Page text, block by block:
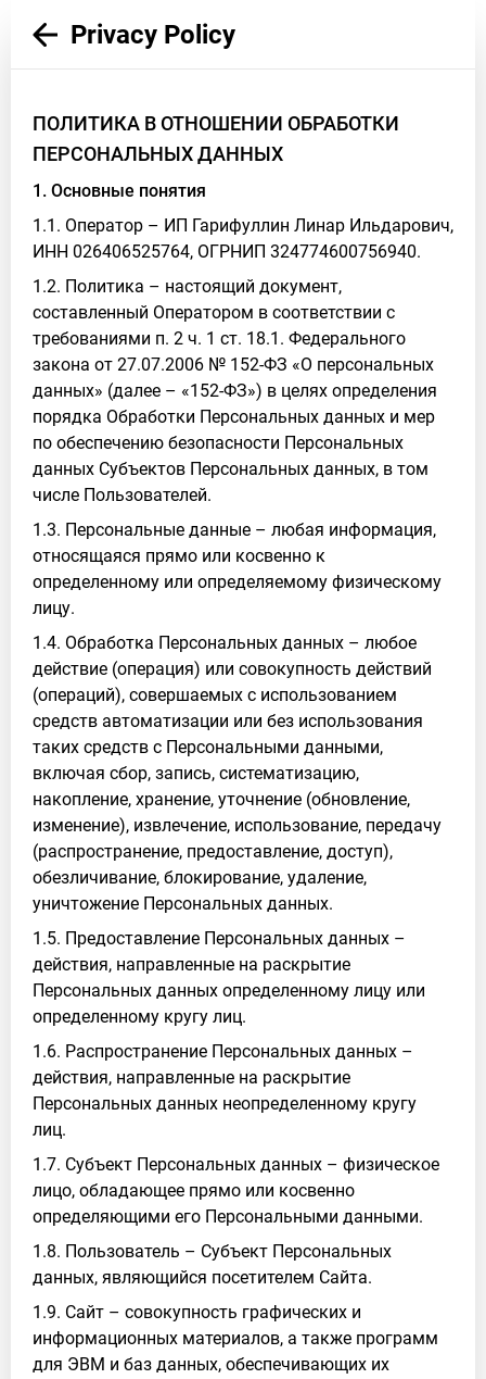
Privacy Policy
ПОЛИТИКА В ОТНОШЕНИИ ОБРАБОТКИ
ПЕРСОНАЛЬНЫХ ДАННЫХ
1. Основные понятия
1.1. Оператор – ИП Гарифуллин Линар Ильдарович,
ИНН 026406525764, ОГРНИП 324774600756940.
1.2. Политика – настоящий документ,
составленный Оператором в соответствии с
требованиями п. 2 ч. 1 ст. 18.1. Федерального
закона от 27.07.2006 № 152-ФЗ «О персональных
данных» (далее – «152-ФЗ») в целях определения
порядка Обработки Персональных данных и мер
по обеспечению безопасности Персональных
данных Субъектов Персональных данных, в том
числе Пользователей.
1.3. Персональные данные – любая информация,
относящаяся прямо или косвенно к
определенному или определяемому физическому
лицу.
1.4. Обработка Персональных данных – любое
действие (операция) или совокупность действий
(операций), совершаемых с использованием
средств автоматизации или без использования
таких средств с Персональными данными,
включая сбор, запись, систематизацию,
накопление, хранение, уточнение (обновление,
изменение), извлечение, использование, передачу
(распространение, предоставление, доступ),
обезличивание, блокирование, удаление,
уничтожение Персональных данных.
1.5. Предоставление Персональных данных –
действия, направленные на раскрытие
Персональных данных определенному лицу или
определенному кругу лиц.
1.6. Распространение Персональных данных –
действия, направленные на раскрытие
Персональных данных неопределенному кругу
лиц.
1.7. Субъект Персональных данных – физическое
лицо, обладающее прямо или косвенно
определяющими его Персональными данными.
1.8. Пользователь – Субъект Персональных
данных, являющийся посетителем Сайта.
1.9. Сайт – совокупность графических и
информационных материалов, а также программ
для ЭВМ и баз данных, обеспечивающих их